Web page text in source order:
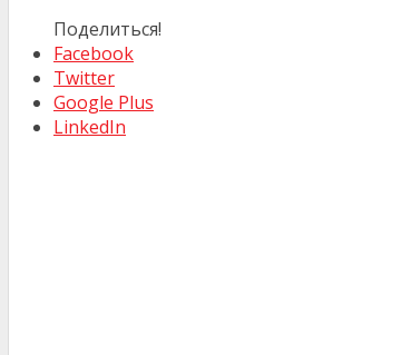
Поделиться!
Facebook
Twitter
Google Plus
LinkedIn